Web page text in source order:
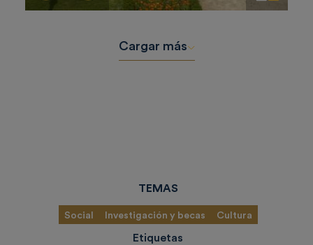
Cargar más
TEMAS
Social Investigación y becas Cultura
Etiquetas